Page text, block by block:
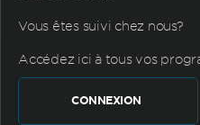
Vous êtes suivi chez nous?
Accédez ici à tous vos
CONNEXION